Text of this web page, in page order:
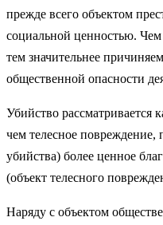
прежде всего объектом
социальной ценностью. Чем
тем значительнее
общественной опасности
Убийство рассматривается
чем телесное повреждение,
убийст­ва) более ценное
(объект телесного
Наряду с объектом